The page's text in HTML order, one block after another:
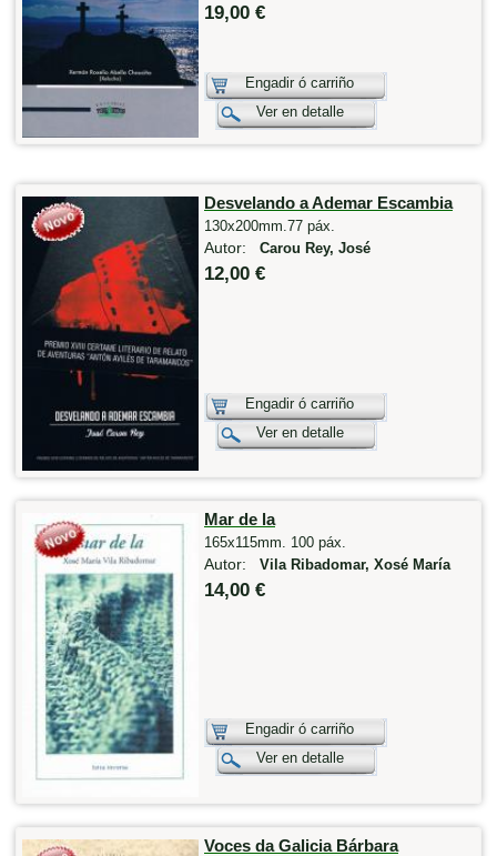
19,00 €
Engadir ó carriño
Ver en detalle
Desvelando a Ademar Escambia
130x200mm.77 páx.
Autor: Carou Rey, José
12,00 €
Engadir ó carriño
Ver en detalle
Mar de la
165x115mm. 100 páx.
Autor: Vila Ribadomar, Xosé María
14,00 €
Engadir ó carriño
Ver en detalle
Voces da Galicia Bárbara